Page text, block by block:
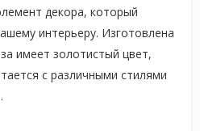
декора, который
интерьеру. Изготовлена
имеет золотистый цвет,
с различными стилями